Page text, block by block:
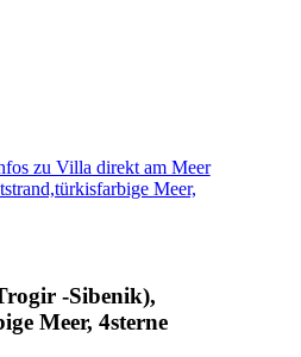
zu Villa direkt am Meer
Meer,
-Sibenik),
Meer, 4sterne